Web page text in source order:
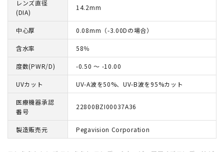
レンズ直径
(DIA)
14.2mm
中心厚 0.08mm（-3.00Dの場合）
含水率 58％
度数(PWR/D) -0.50 ～ -10.00
UVカット UV-A波を50%、UV-B波を95%カット
医療機器承認
番号
22800BZI00037A36
製造販売元 Pegavision Corporation